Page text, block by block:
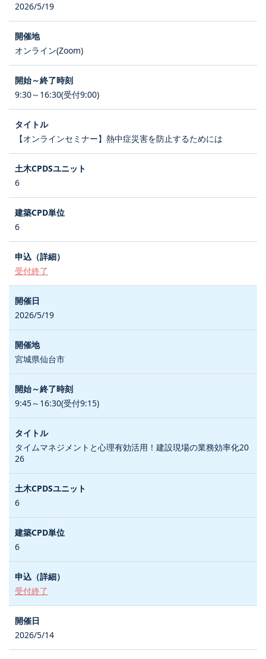
2026/5/19
オンライン(Zoom)
9:30～16:30(受付9:00)
【オンラインセミナー】熱中症災害を防止するためには
6
6
受付終了
2026/5/19
宮城県仙台市
9:45～16:30(受付9:15)
タイムマネジメントと心理有効活用！建設現場の業務効率化20
26
6
6
受付終了
2026/5/14